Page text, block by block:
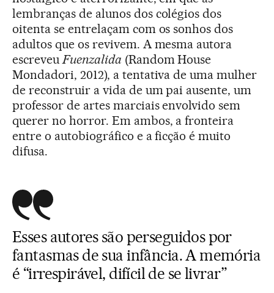
lembranças de alunos dos colégios dos
oitenta se entrelaçam com os sonhos dos
adultos que os revivem. A mesma autora
escreveuFuenzalida (Random House
Mondadori, 2012), a tentativa de uma mulher
de reconstruir a vida de um pai ausente, um
professor de artes marciais envolvido sem
querer no horror. Em ambos, a fronteira
entre o autobiográfico e a ficção é muito
difusa.
Esses autores são perseguidos por
fantasmas de sua infância. A memória
é “irrespirável, difícil de se livrar”